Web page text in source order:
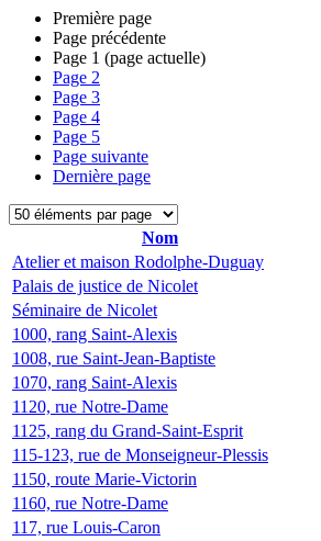
Première page
Page précédente
Page 1 (page actuelle)
Page 2
Page 3
Page 4
Page 5
Page suivante
Dernière page
Nom
Atelier et maison Rodolphe-Duguay
Palais de justice de Nicolet
Séminaire de Nicolet
1000, rang Saint-Alexis
1008, rue Saint-Jean-Baptiste
1070, rang Saint-Alexis
1120, rue Notre-Dame
1125, rang du Grand-Saint-Esprit
115-123, rue de Monseigneur-Plessis
1150, route Marie-Victorin
1160, rue Notre-Dame
117, rue Louis-Caron